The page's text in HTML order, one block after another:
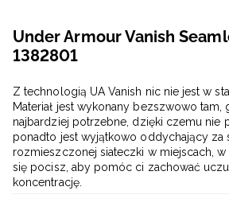
Under Armour Vanish
1382801
Z technologią UA Vanish nic nie jest w
Materiał jest wykonany bezszwowo tam,
najbardziej potrzebne, dzięki czemu nie
ponadto jest wyjątkowo oddychający za
rozmieszczonej siateczki w miejscach,
się pocisz, aby pomóc ci zachować
koncentrację.